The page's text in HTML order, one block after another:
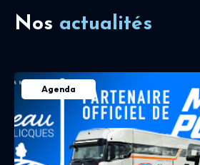
Nos actualités
Agenda